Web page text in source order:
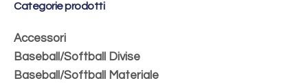
Categorie prodotti
Accessori
Baseball/Softball Divise
Baseball/Softball Materiale